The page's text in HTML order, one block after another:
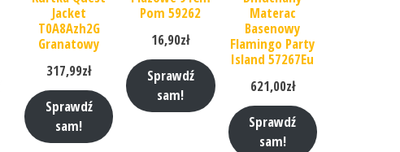
Jacket
T0A8Azh2G
Granatowy
317,99zł
Sprawdź
sam!
Pom 59262
16,90zł
Sprawdź
sam!
Materac
Basenowy
Flamingo Party
Island 57267Eu
621,00zł
Sprawdź
sam!